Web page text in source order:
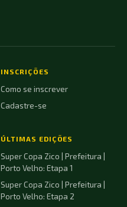
INSCRIÇÕES
Como se inscrever
Cadastre-se
ÚLTIMAS EDIÇÕES
Super Copa Zico | Prefeitura |
Porto Velho: Etapa 1
Super Copa Zico | Prefeitura |
Porto Velho: Etapa 2